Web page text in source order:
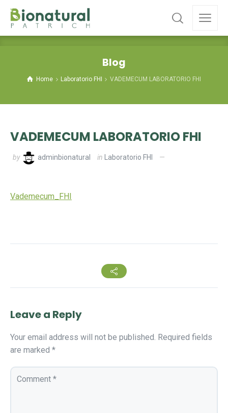
Blog
Home Laboratorio FHI VADEMECUM LABORATORIO FHI
VADEMECUM LABORATORIO FHI
by adminbionatural in Laboratorio FHI
Vademecum_FHI
Leave a Reply
Your email address will not be published. Required fields
are marked *